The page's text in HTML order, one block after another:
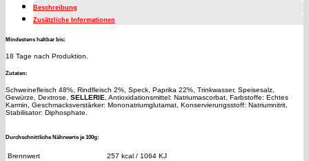
Beschreibung
Zusätzliche Informationen
Mindestens haltbar bis:
18 Tage nach Produktion.
Zutaten:
Schweinefleisch 48%, Rindfleisch 2%, Speck, Paprika 22%, Trinkwasser, Speisesalz,
Gewürze, Dextrose, SELLERIE , Antioxidationsmittel: Natriumascorbat, Farbstoffe: Echtes
Karmin, Geschmacksverstärker: Mononatriumglutamat, Konservierungsstoff: Natriumnitrit,
Stabilisator: Diphosphate.
Durchschnittliche Nährwerte je 100g:
Brennwert
257 kcal / 1064 KJ